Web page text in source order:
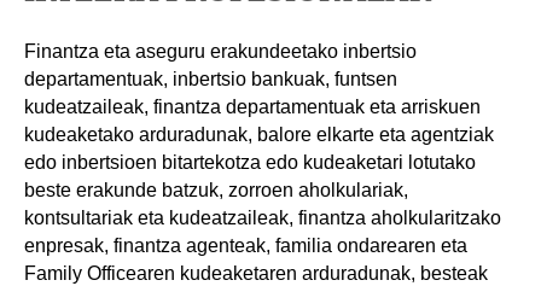
Finantza eta aseguru erakundeetako inbertsio
departamentuak, inbertsio bankuak, funtsen
kudeatzaileak, finantza departamentuak eta arriskuen
kudeaketako arduradunak, balore elkarte eta agentziak
edo inbertsioen bitartekotza edo kudeaketari lotutako
beste erakunde batzuk, zorroen aholkulariak,
kontsultariak eta kudeatzaileak, finantza aholkularitzako
enpresak, finantza agenteak, familia ondarearen eta
Family Officearen kudeaketaren arduradunak, besteak